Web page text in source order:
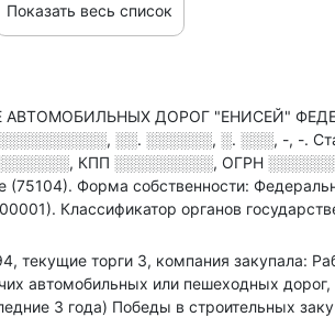
Показать весь список
ДОРОГ "ЕНИСЕЙ"
░░. ░░░░░░, ░. ░░░, -, -.
, КПП ░░░░░░░░░, ОГРН
(75104). Форма собственности:
Классификатор органов
текущие торги 3, компания закупала:
автомобильных или пешеходных
3 года) Победы в строительных